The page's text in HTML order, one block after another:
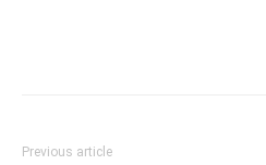
Previous article